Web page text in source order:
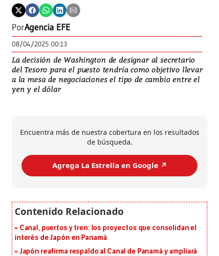
PorAgencia EFE
08/04/2025 00:13
La decisión de Washington de designar al secretario
del Tesoro para el puesto tendría como objetivo llevar
a la mesa de negociaciones el tipo de cambio entre el
yen y el dólar
Encuentra más de nuestra cobertura en los resultados
de búsqueda.
Agrega La Estrella en Google ↗️
Canal, puertos y tren: los proyectos que consolidan el
interés de Japón en Panamá
Japón reafirma respaldo al Canal de Panamá y ampliará